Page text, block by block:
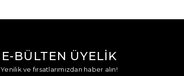
E-BÜLTEN ÜYELİK
Yenilik ve fırsatlarımızdan haber alın!